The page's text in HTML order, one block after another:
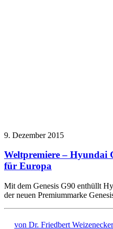
9. Dezember 2015
Weltpremiere – Hyundai
für Europa
Mit dem Genesis G90 enthüllt
der neuen Premiummarke
von Dr. Friedbert Weizenecker